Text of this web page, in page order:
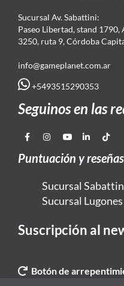
Sucursal Av. Sabattini:
Paseo Libertad, stand 1790,
3250, ruta 9, Córdoba
info@gameplanet.com.ar
+5493515290353
Seguinos en las
Puntuación y
Sucursal
Sucursal Lugones
Suscripción al
Botón de